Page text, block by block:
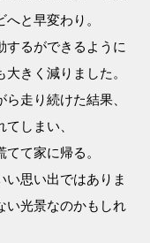
と早変わり。
するができるように
きく減りました。
走り続けた結果、
しまい、
て家に帰る。
い思い出ではありま
い光景なのかもしれ